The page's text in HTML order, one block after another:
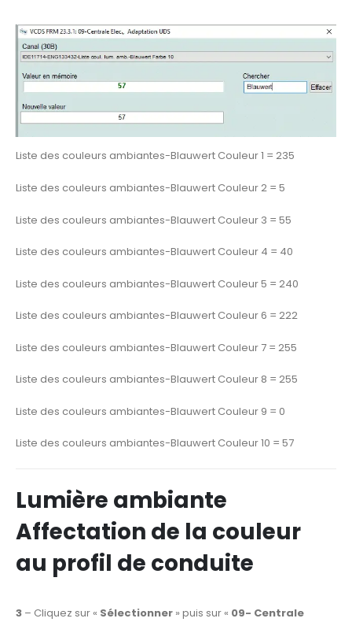
Liste des couleurs ambiantes-Blauwert Couleur 1 = 235
Liste des couleurs ambiantes-Blauwert Couleur 2 = 5
Liste des couleurs ambiantes-Blauwert Couleur 3 = 55
Liste des couleurs ambiantes-Blauwert Couleur 4 = 40
Liste des couleurs ambiantes-Blauwert Couleur 5 = 240
Liste des couleurs ambiantes-Blauwert Couleur 6 = 222
Liste des couleurs ambiantes-Blauwert Couleur 7 = 255
Liste des couleurs ambiantes-Blauwert Couleur 8 = 255
Liste des couleurs ambiantes-Blauwert Couleur 9 = 0
Liste des couleurs ambiantes-Blauwert Couleur 10 = 57
Lumière ambiante
Affectation de la couleur
au profil de conduite
3 – Cliquez sur « Sélectionner » puis sur « 09- Centrale